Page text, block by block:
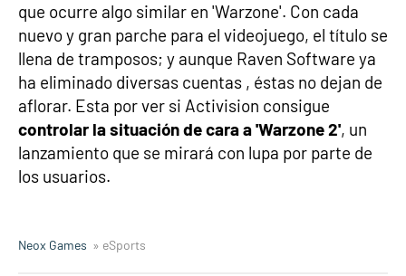
que ocurre algo similar en 'Warzone'. Con cada
nuevo y gran parche para el videojuego, el título se
llena de tramposos; y aunque Raven Software ya
ha eliminado diversas cuentas , éstas no dejan de
aflorar. Esta por ver si Activision consigue
controlar la situación de cara a 'Warzone 2', un
lanzamiento que se mirará con lupa por parte de
los usuarios.
Neox Games » eSports